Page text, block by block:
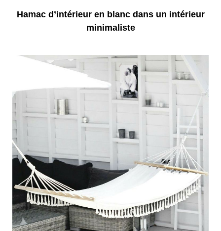
Hamac d’intérieur en blanc dans un intérieur
minimaliste